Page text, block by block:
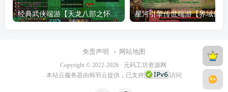
经典武侠端游【天龙八部之怀旧武道二兽魂版】最新整理Linux手工服务端+PC客户端+GM工具+详细搭建教程
免责声明 网站地图
Copyright © 2022-2026 · 元码工坊资源网
本站云服务器由韩羽云提供，已支持 访问